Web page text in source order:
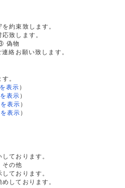
約束致します。
致します。
偽物
絡お願い致します。
。
表示 ）
表示 ）
表示 ）
表示 ）
ております。
その他
ております。
しております。